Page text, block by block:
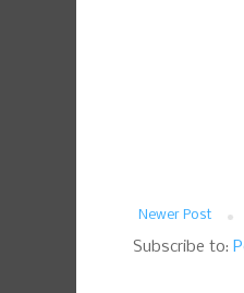
Newer Post
Subscribe to: